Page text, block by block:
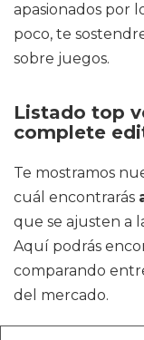
apasionados por
poco, te
sobre juegos.
Listado top
complete
Te mostramos
cuál encontrarás
que se ajusten a
Aquí podrás
comparando
del mercado.